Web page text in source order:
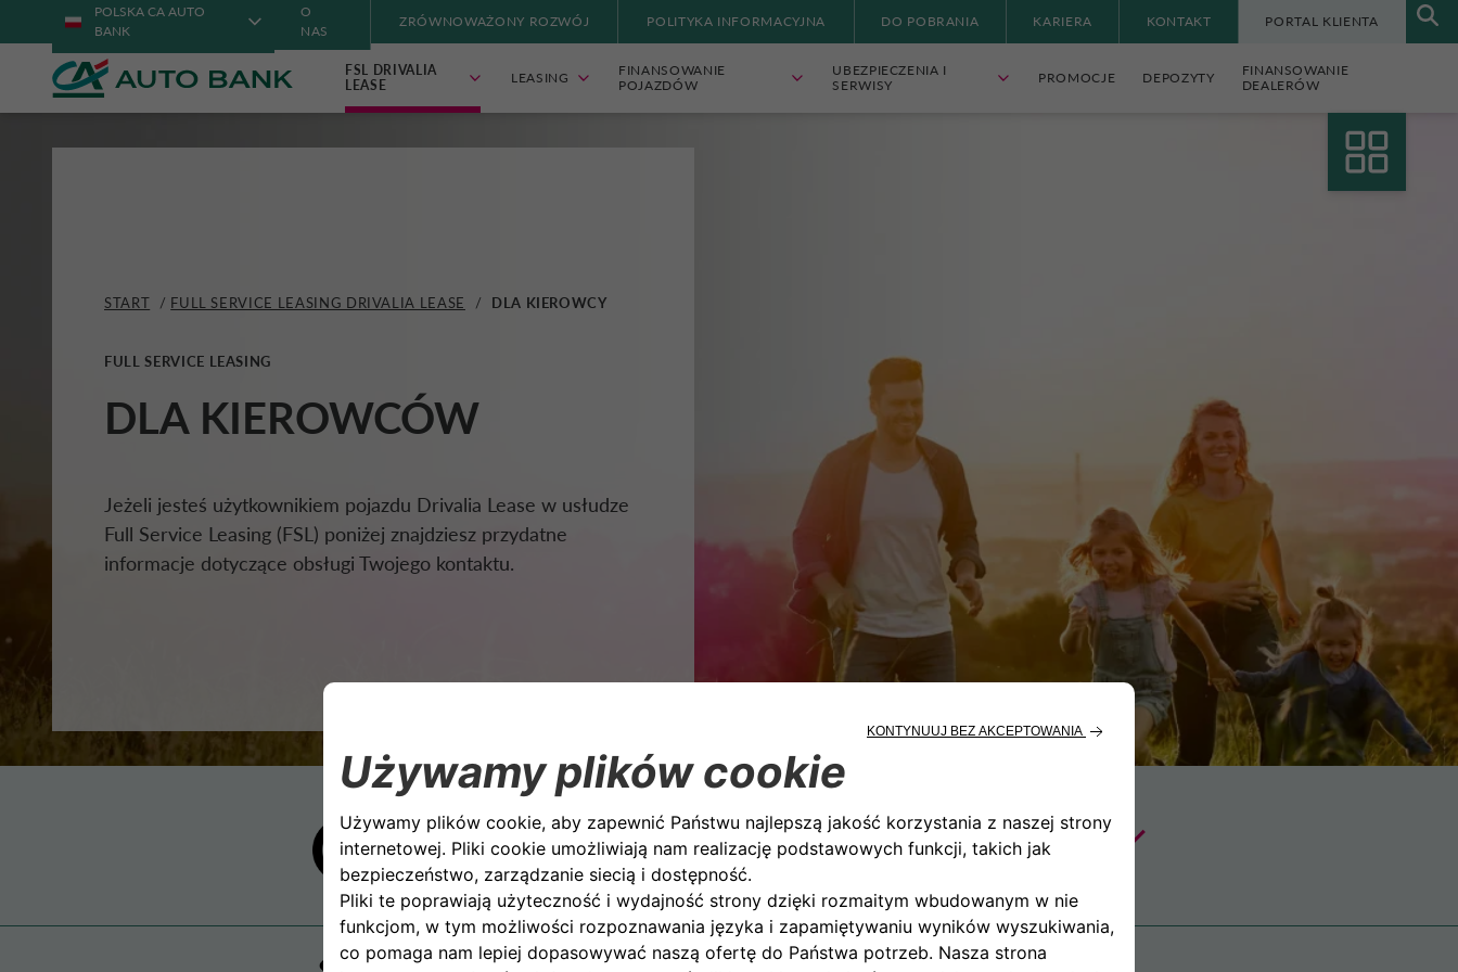
POLSKA CA AUTO
BANK
O
NAS
ZRÓWNOWAŻONY ROZWÓJ POLITYKA INFORMACYJNA DO POBRANIA KARIERA KONTAKT PORTAL KLIENTA
FSL DRIVALIA
LEASE
LEASING
FINANSOWANIE
POJAZDÓW
UBEZPIECZENIA I
SERWISY
PROMOCJE DEPOZYTY
FINANSOWANIE
DEALERÓW
START / FULL SERVICE LEASING DRIVALIA LEASE / DLA KIEROWCY
FULL SERVICE LEASING
DLA KIEROWCÓW
Jeżeli jesteś użytkownikiem pojazdu Drivalia Lease w usłudze
Full Service Leasing (FSL) poniżej znajdziesz przydatne
informacje dotyczące obsługi Twojego kontaktu.
WYMIANA OPON